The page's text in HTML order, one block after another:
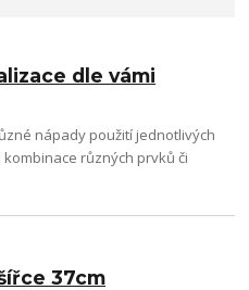
dle vámi
nápady použití jednotlivých
různých prvků či
37cm